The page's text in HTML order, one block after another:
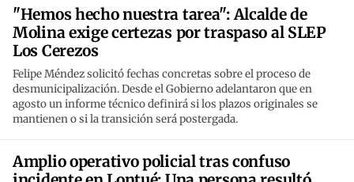
"Hemos hecho nuestra tarea": Alcalde de
Molina exige certezas por traspaso al SLEP
Los Cerezos
Felipe Méndez solicitó fechas concretas sobre el proceso de
desmunicipalización. Desde el Gobierno adelantaron que en
agosto un informe técnico definirá si los plazos originales se
mantienen o si la transición será postergada.
Amplio operativo policial tras confuso